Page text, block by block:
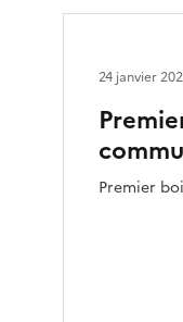
Premier
24 janvier